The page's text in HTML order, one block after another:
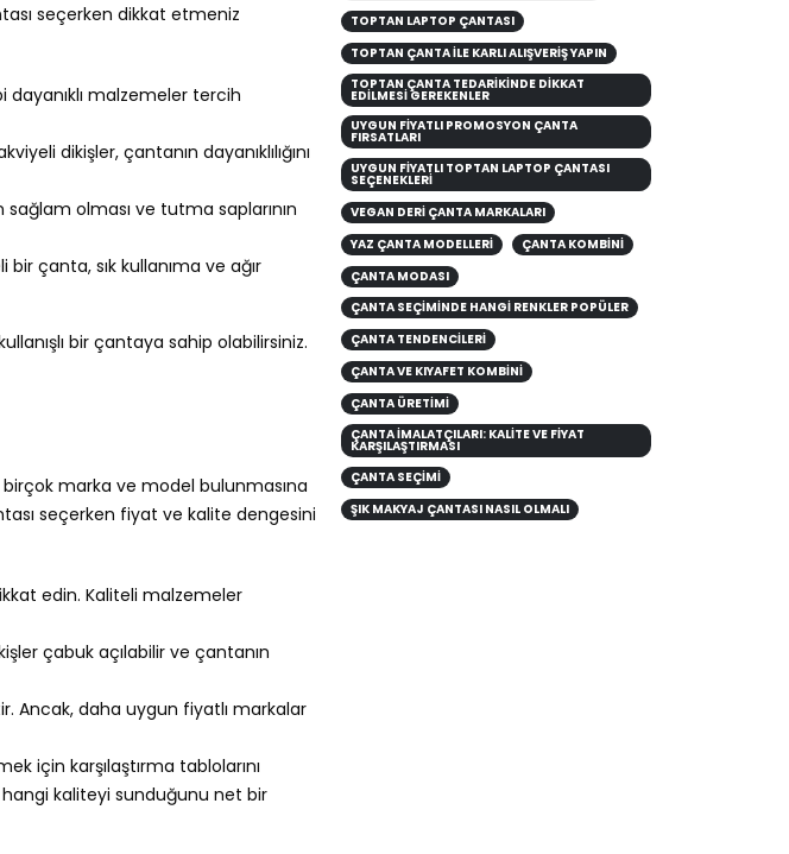
seçerken dikkat etmeniz
malzemeler tercih
dikişler, çantanın dayanıklılığını
olması ve tutma saplarının
çanta, sık kullanıma ve ağır
bir çantaya sahip olabilirsiniz.
marka ve model bulunmasına
seçerken fiyat ve kalite dengesini
edin. Kaliteli malzemeler
çabuk açılabilir ve çantanın
Ancak, daha uygun fiyatlı markalar
için karşılaştırma tablolarını
hangi kaliteyi sunduğunu net bir
TOPTAN LAPTOP ÇANTASI
TOPTAN ÇANTA ILE KARLI ALIŞVERIŞ YAPIN
TOPTAN ÇANTA TEDARIKINDE DIKKAT
EDILMESI GEREKENLER
UYGUN FIYATLI PROMOSYON ÇANTA
FIRSATLARI
UYGUN FIYATLI TOPTAN LAPTOP ÇANTASI
SEÇENEKLERI
VEGAN DERI ÇANTA MARKALARI
YAZ ÇANTA MODELLERİ
ÇANTA KOMBINI
ÇANTA MODASI
ÇANTA SEÇIMINDE HANGI RENKLER POPÜLER
ÇANTA TENDENCILERI
ÇANTA VE KIYAFET KOMBINI
ÇANTA ÜRETİMİ
ÇANTA İMALATÇILARI: KALITE VE FIYAT
KARŞILAŞTIRMASI
ÇANTA SEÇIMI
ŞIK MAKYAJ ÇANTASI NASIL OLMALI